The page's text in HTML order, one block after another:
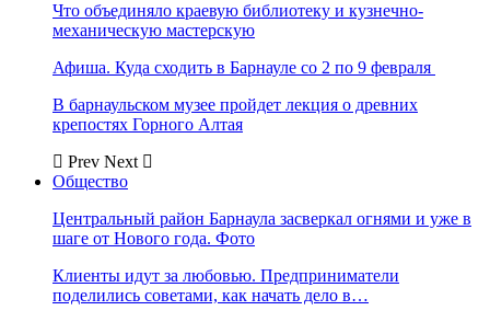
Что объединяло краевую библиотеку и кузнечно-
механическую мастерскую
Афиша. Куда сходить в Барнауле со 2 по 9 февраля
В барнаульском музее пройдет лекция о древних
крепостях Горного Алтая
Prev Next
Общество
Центральный район Барнаула засверкал огнями и уже в
шаге от Нового года. Фото
Клиенты идут за любовью. Предприниматели
поделились советами, как начать дело в…